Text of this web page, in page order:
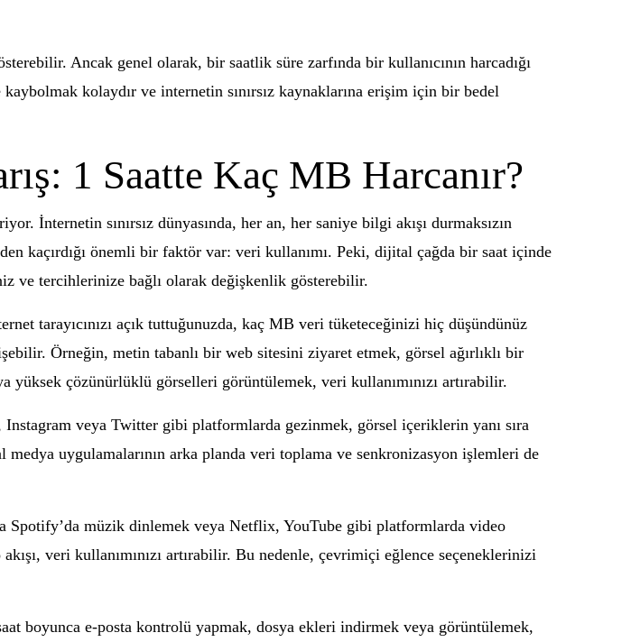
Ancak genel olarak, bir saatlik süre zarfında bir kullanıcının harcadığı
kolaydır ve internetin sınırsız kaynaklarına erişim için bir bedel
1 Saatte Kaç MB Harcanır?
İnternetin sınırsız dünyasında, her an, her saniye bilgi akışı durmaksızın
kaçırdığı önemli bir faktör var: veri kullanımı. Peki, dijital çağda bir saat içinde
ve tercihlerinize bağlı olarak değişkenlik gösterebilir.
tarayıcınızı açık tuttuğunuzda, kaç MB veri tüketeceğinizi hiç düşündünüz
Örneğin, metin tabanlı bir web sitesini ziyaret etmek, görsel ağırlıklı bir
yüksek çözünürlüklü görselleri görüntülemek, veri kullanımınızı artırabilir.
veya Twitter gibi platformlarda gezinmek, görsel içeriklerin yanı sıra
uygulamalarının arka planda veri toplama ve senkronizasyon işlemleri de
Spotify’da müzik dinlemek veya Netflix, YouTube gibi platformlarda video
veri kullanımınızı artırabilir. Bu nedenle, çevrimiçi eğlence seçeneklerinizi
boyunca e-posta kontrolü yapmak, dosya ekleri indirmek veya görüntülemek,